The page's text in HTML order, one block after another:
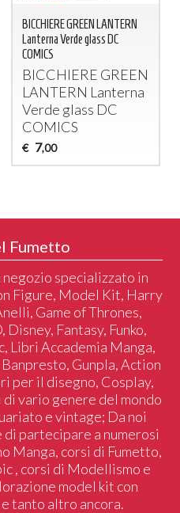
BICCHIERE GREEN LANTERN
Lanterna Verde glass DC
COMICS
BICCHIERE GREEN
LANTERN Lanterna
Verde glass DC
COMICS
€ 7,00
Fumetto
specializzato in
Figure, Model Kit, Harry
Game of Thrones,
Fantasy, Funko,
Libri Accademia Manga,
Gunpla, Action
per il disegno, Cosplay,
vario genere del mondo
e vintage; Da noi
partecipare a numerosi
Manga, corsi di Fumetto,
, corsi di Modellismo e
model kit con
tanto altro ancora.